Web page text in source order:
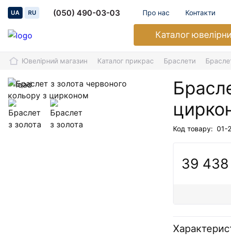
UA RU (050) 490-03-03 Про нас Контакти
Каталог
Ювелірний магазин Каталог прикрас Браслети
Код товару: 01-
39